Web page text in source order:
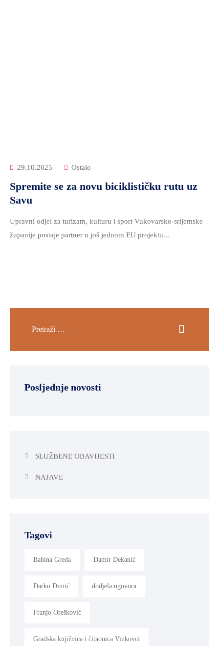
29.10.2025 Ostalo
Spremite se za novu biciklističku rutu uz
Savu
Upravni odjel za turizam, kulturu i sport Vukovarsko-srijemske
županije postaje partner u još jednom EU projektu...
Posljednje novosti
SLUŽBENE OBAVIJESTI
NAJAVE
Tagovi
Babina Greda Damir Dekanić
Darko Dimić dodjela ugovora
Franjo Orešković
Gradska knjižnica i čitaonica Vinkovci